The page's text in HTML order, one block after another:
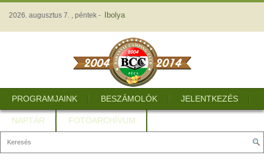
2026. augusztus 7. , péntek - Ibolya
PROGRAMJAINK BESZÁMOLÓK JELENTKEZÉS
NAPTÁR FOTÓARCHÍVUM